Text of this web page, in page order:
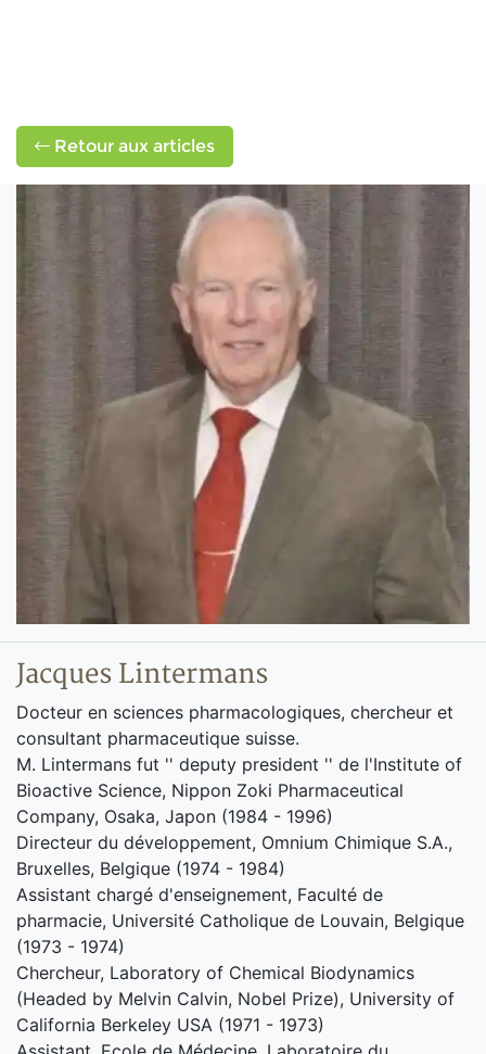
Retour aux articles
Jacques Lintermans
Docteur en sciences pharmacologiques, chercheur et
consultant pharmaceutique suisse.
M. Lintermans fut '' deputy president '' de l'Institute of
Bioactive Science, Nippon Zoki Pharmaceutical
Company, Osaka, Japon (1984 - 1996)
Directeur du développement, Omnium Chimique S.A.,
Bruxelles, Belgique (1974 - 1984)
Assistant chargé d'enseignement, Faculté de
pharmacie, Université Catholique de Louvain, Belgique
(1973 - 1974)
Chercheur, Laboratory of Chemical Biodynamics
(Headed by Melvin Calvin, Nobel Prize), University of
California Berkeley USA (1971 - 1973)